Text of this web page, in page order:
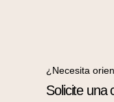
¿Necesita
Solicite una